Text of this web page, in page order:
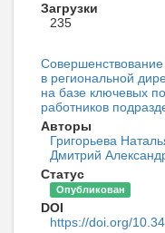
Загрузки
235
в региональной
на базе ключевых
работников
Авторы
Григорьева
Дмитрий
Статус
Опубликован
DOI
https://doi.org/